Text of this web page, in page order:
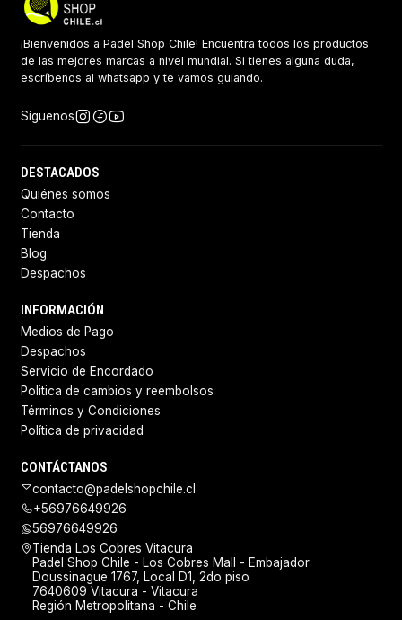
¡Bienvenidos a Padel Shop Chile! Encuentra todos los productos
de las mejores marcas a nivel mundial. Si tienes alguna duda,
escríbenos al whatsapp y te vamos guiando.
Síguenos
DESTACADOS
Quiénes somos
Contacto
Tienda
Blog
Despachos
INFORMACIÓN
Medios de Pago
Despachos
Servicio de Encordado
Politica de cambios y reembolsos
Términos y Condiciones
Política de privacidad
CONTÁCTANOS
contacto@padelshopchile.cl
+56976649926
56976649926
Tienda Los Cobres Vitacura
Padel Shop Chile - Los Cobres Mall - Embajador
Doussinague 1767, Local D1, 2do piso
7640609 Vitacura - Vitacura
Región Metropolitana - Chile